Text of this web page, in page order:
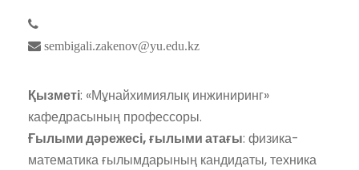
sembigali.zakenov@yu.edu.kz
Қызметі: «Мұнайхимиялық инжиниринг»
кафедрасының профессоры.
Ғылыми дәрежесі, ғылыми атағы: физика-
математика ғылымдарының кандидаты, техника